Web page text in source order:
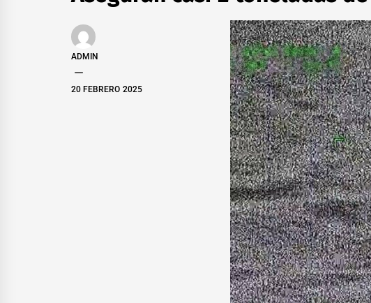
ADMIN
20 FEBRERO 2025